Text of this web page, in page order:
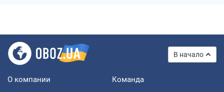
В начало
О компании Команда